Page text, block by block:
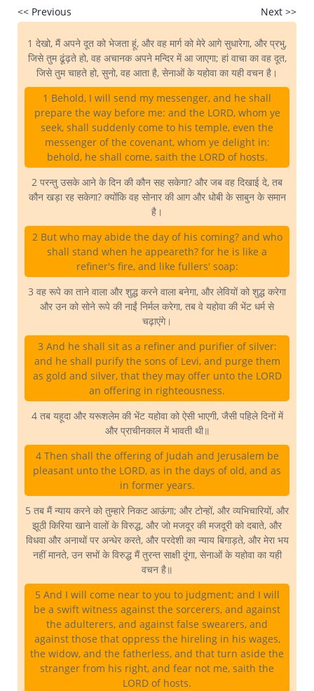
<< Previous Next >>
1 देखो, मैं अपने दूत को भेजता हूं, और वह मार्ग को मेरे आगे सुधारेगा, और प्रभु,
जिसे तुम ढूंढ़ते हो, वह अचानक अपने मन्दिर में आ जाएगा; हां वाचा का वह दूत,
जिसे तुम चाहते हो, सुनो, वह आता है, सेनाओं के यहोवा का यही वचन है।
1 Behold, I will send my messenger, and he shall
prepare the way before me: and the LORD, whom ye
seek, shall suddenly come to his temple, even the
messenger of the covenant, whom ye delight in:
behold, he shall come, saith the LORD of hosts.
2 परन्तु उसके आने के दिन की कौन सह सकेगा? और जब वह दिखाई दे, तब
कौन खड़ा रह सकेगा? क्योंकि वह सोनार की आग और धोबी के साबुन के समान
है।
2 But who may abide the day of his coming? and who
shall stand when he appeareth? for he is like a
refiner's fire, and like fullers' soap:
3 वह रूपे का ताने वाला और शुद्ध करने वाला बनेगा, और लेवियों को शुद्ध करेगा
और उन को सोने रूपे की नाईं निर्मल करेगा, तब वे यहोवा की भेंट धर्म से
चढ़ाएंगे।
3 And he shall sit as a refiner and purifier of silver:
and he shall purify the sons of Levi, and purge them
as gold and silver, that they may offer unto the LORD
an offering in righteousness.
4 तब यहूदा और यरूशलेम की भेंट यहोवा को ऐसी भाएगी, जैसी पहिले दिनों में
और प्राचीनकाल में भावती थी॥
4 Then shall the offering of Judah and Jerusalem be
pleasant unto the LORD, as in the days of old, and as
in former years.
5 तब मैं न्याय करने को तुम्हारे निकट आऊंगा; और टोन्हों, और व्यभिचारियों, और
झूठी किरिया खाने वालों के विरुद्ध, और जो मजदूर की मजदूरी को दबाते, और
विधवा और अनाथों पर अन्धेर करते, और परदेशी का न्याय बिगाड़ते, और मेरा भय
नहीं मानते, उन सभों के विरुद्ध मैं तुरन्त साक्षी दूंगा, सेनाओं के यहोवा का यही
वचन है॥
5 And I will come near to you to judgment; and I will
be a swift witness against the sorcerers, and against
the adulterers, and against false swearers, and
against those that oppress the hireling in his wages,
the widow, and the fatherless, and that turn aside the
stranger from his right, and fear not me, saith the
LORD of hosts.